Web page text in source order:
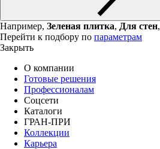
Например, Зеленая плитка, Для стен,
Перейти к подбору по параметрам
Закрыть
О компании
Готовые решения
Профессионалам
Соцсети
Каталоги
ГРАН-ПРИ
Коллекции
Карьера